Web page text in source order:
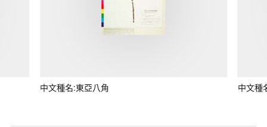
中文種名:東亞八角 中文種